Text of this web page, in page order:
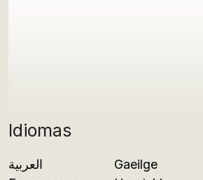
Idiomas
العربية
Gaeilge